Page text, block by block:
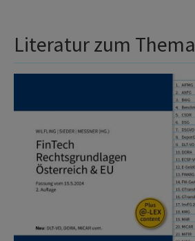
Literatur zum Thema